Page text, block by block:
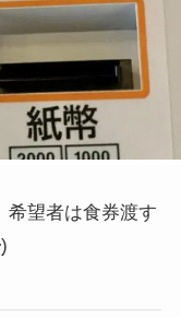
希望者は食券渡す